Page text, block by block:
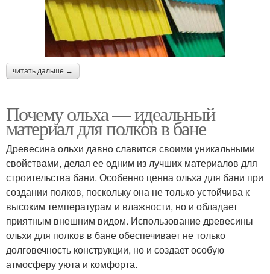
читать дальше →
Почему ольха — идеальный
материал для полков в бане
Древесина ольхи давно славится своими уникальными
свойствами, делая ее одним из лучших материалов для
строительства бани. Особенно ценна ольха для бани при
создании полков, поскольку она не только устойчива к
высоким температурам и влажности, но и обладает
приятным внешним видом. Использование древесины
ольхи для полков в бане обеспечивает не только
долговечность конструкции, но и создает особую
атмосферу уюта и комфорта.